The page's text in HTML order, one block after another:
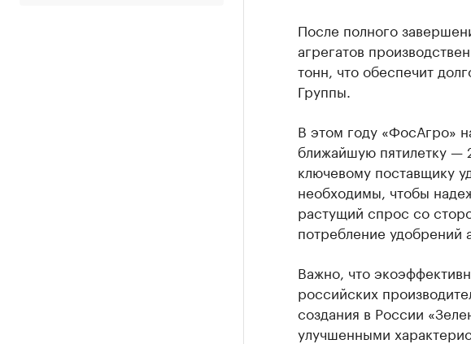
После полного
агрегатов
тонн, что обеспечит
Группы.
В этом году «ФосАгро»
ближайшую пятилетку —
ключевому поставщику
необходимы, чтобы
растущий спрос со
потребление удобрений
Важно, что
российских
создания в России
улучшенными